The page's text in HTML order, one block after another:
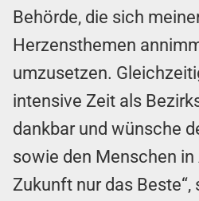
Behörde, die sich
Herzensthemen
umzusetzen.
intensive Zeit als
dankbar und wünsche
sowie den Menschen
Zukunft nur das